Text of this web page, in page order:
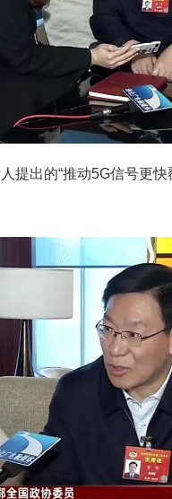
提出的“推动5G信号更